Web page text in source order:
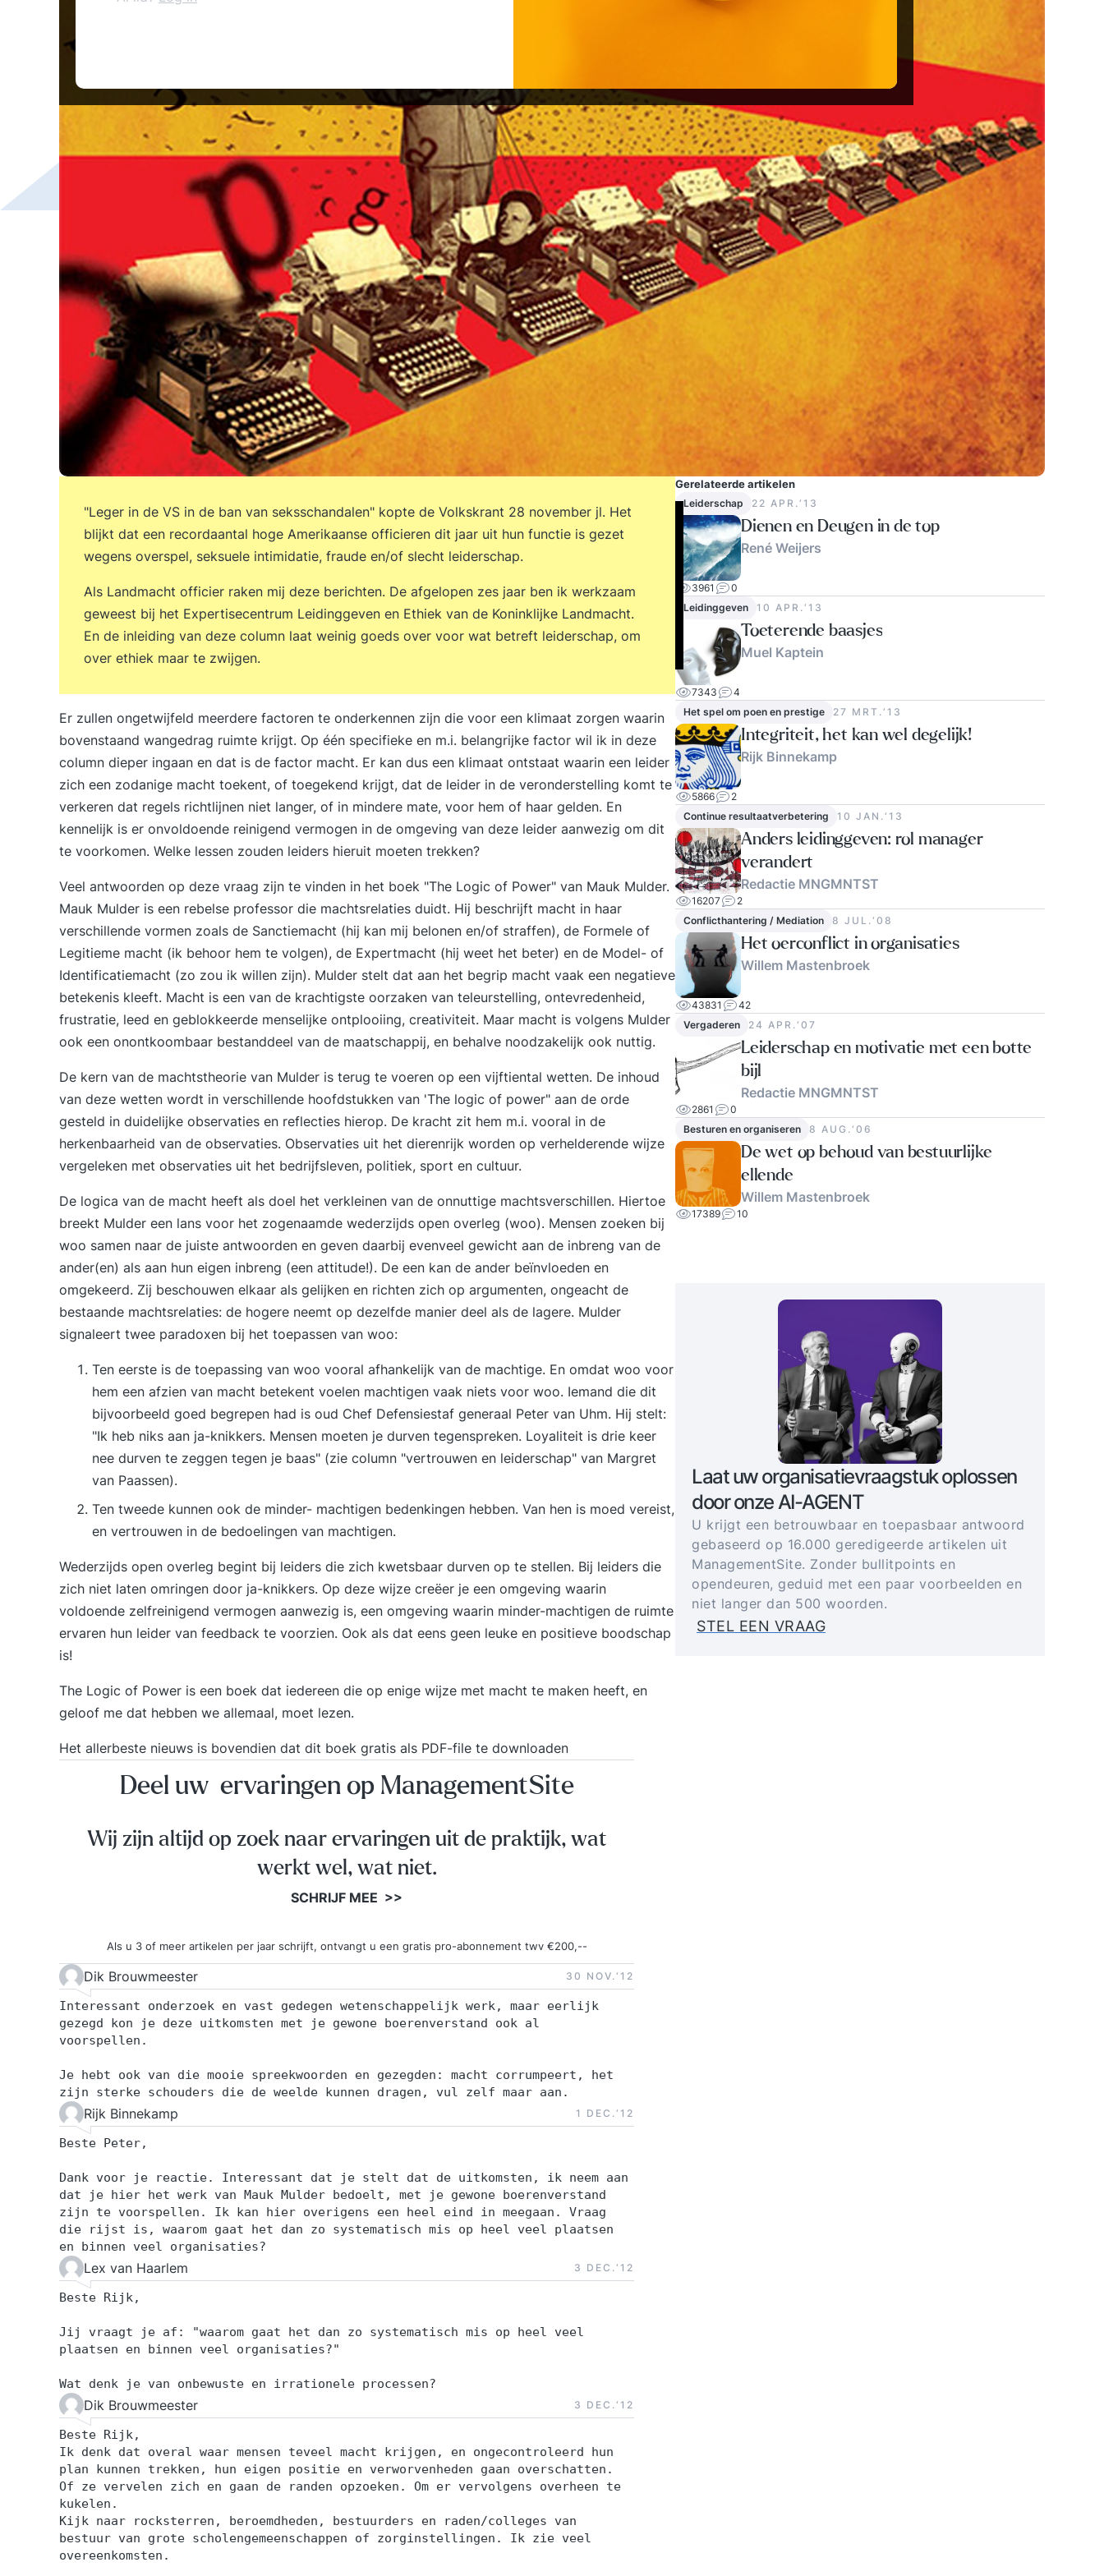
"Leger in de VS in de ban van seksschandalen" kopte de Volkskrant 28 november jl. Het
blijkt dat een recordaantal hoge Amerikaanse officieren dit jaar uit hun functie is gezet
wegens overspel, seksuele intimidatie, fraude en/of slecht leiderschap.
Als Landmacht officier raken mij deze berichten. De afgelopen zes jaar ben ik werkzaam
geweest bij het Expertisecentrum Leidinggeven en Ethiek van de Koninklijke Landmacht.
En de inleiding van deze column laat weinig goeds over voor wat betreft leiderschap, om
over ethiek maar te zwijgen.
Er zullen ongetwijfeld meerdere factoren te onderkennen zijn die voor een klimaat zorgen waarin
bovenstaand wangedrag ruimte krijgt. Op één specifieke en m.i. belangrijke factor wil ik in deze
column dieper ingaan en dat is de factor macht. Er kan dus een klimaat ontstaat waarin een leider
zich een zodanige macht toekent, of toegekend krijgt, dat de leider in de veronderstelling komt te
verkeren dat regels richtlijnen niet langer, of in mindere mate, voor hem of haar gelden. En
kennelijk is er onvoldoende reinigend vermogen in de omgeving van deze leider aanwezig om dit
te voorkomen. Welke lessen zouden leiders hieruit moeten trekken?
Veel antwoorden op deze vraag zijn te vinden in het boek "The Logic of Power" van Mauk Mulder.
Mauk Mulder is een rebelse professor die machtsrelaties duidt. Hij beschrijft macht in haar
verschillende vormen zoals de Sanctiemacht (hij kan mij belonen en/of straffen), de Formele of
Legitieme macht (ik behoor hem te volgen), de Expertmacht (hij weet het beter) en de Model- of
Identificatiemacht (zo zou ik willen zijn). Mulder stelt dat aan het begrip macht vaak een negatieve
betekenis kleeft. Macht is een van de krachtigste oorzaken van teleurstelling, ontevredenheid,
frustratie, leed en geblokkeerde menselijke ontplooiing, creativiteit. Maar macht is volgens Mulder
ook een onontkoombaar bestanddeel van de maatschappij, en behalve noodzakelijk ook nuttig.
De kern van de machtstheorie van Mulder is terug te voeren op een vijftiental wetten. De inhoud
van deze wetten wordt in verschillende hoofdstukken van 'The logic of power" aan de orde
gesteld in duidelijke observaties en reflecties hierop. De kracht zit hem m.i. vooral in de
herkenbaarheid van de observaties. Observaties uit het dierenrijk worden op verhelderende wijze
vergeleken met observaties uit het bedrijfsleven, politiek, sport en cultuur.
De logica van de macht heeft als doel het verkleinen van de onnuttige machtsverschillen. Hiertoe
breekt Mulder een lans voor het zogenaamde wederzijds open overleg (woo). Mensen zoeken bij
woo samen naar de juiste antwoorden en geven daarbij evenveel gewicht aan de inbreng van de
ander(en) als aan hun eigen inbreng (een attitude!). De een kan de ander beïnvloeden en
omgekeerd. Zij beschouwen elkaar als gelijken en richten zich op argumenten, ongeacht de
bestaande machtsrelaties: de hogere neemt op dezelfde manier deel als de lagere. Mulder
signaleert twee paradoxen bij het toepassen van woo:
Ten eerste is de toepassing van woo vooral afhankelijk van de machtige. En omdat woo voor
hem een afzien van macht betekent voelen machtigen vaak niets voor woo. Iemand die dit
bijvoorbeeld goed begrepen had is oud Chef Defensiestaf generaal Peter van Uhm. Hij stelt:
"Ik heb niks aan ja-knikkers. Mensen moeten je durven tegenspreken. Loyaliteit is drie keer
nee durven te zeggen tegen je baas" (zie column "vertrouwen en leiderschap" van Margret
van Paassen).
Ten tweede kunnen ook de minder- machtigen bedenkingen hebben. Van hen is moed vereist,
en vertrouwen in de bedoelingen van machtigen.
Wederzijds open overleg begint bij leiders die zich kwetsbaar durven op te stellen. Bij leiders die
zich niet laten omringen door ja-knikkers. Op deze wijze creëer je een omgeving waarin
voldoende zelfreinigend vermogen aanwezig is, een omgeving waarin minder-machtigen de ruimte
ervaren hun leider van feedback te voorzien. Ook als dat eens geen leuke en positieve boodschap
is!
The Logic of Power is een boek dat iedereen die op enige wijze met macht te maken heeft, en
geloof me dat hebben we allemaal, moet lezen.
Het allerbeste nieuws is bovendien dat dit boek gratis als PDF-file te downloaden
Gerelateerde artikelen
Leiderschap 22 APR.‘13
Dienen en Deugen in de top
René Weijers
3961
0
Leidinggeven
10 APR.‘13
Toeterende baasjes
Muel Kaptein
7343
4
Het spel om poen en prestige
27 MRT.‘13
Integriteit, het kan wel degelijk!
Rijk Binnekamp
5866
2
Continue resultaatverbetering
10 JAN.‘13
Anders leidinggeven: rol manager
verandert
Redactie MNGMNTST
16207
2
Conflicthantering / Mediation
8 JUL.‘08
Het oerconflict in organisaties
Willem Mastenbroek
43831
42
Vergaderen
24 APR.‘07
Leiderschap en motivatie met een botte
bijl
Redactie MNGMNTST
2861
0
Besturen en organiseren
8 AUG.‘06
De wet op behoud van bestuurlijke
ellende
Willem Mastenbroek
17389 10
Laat uw organisatievraagstuk oplossen
door onze AI-AGENT
U krijgt een betrouwbaar en toepasbaar antwoord
gebaseerd op 16.000 geredigeerde artikelen uit
ManagementSite. Zonder bullitpoints en
opendeuren, geduid met een paar voorbeelden en
niet langer dan 500 woorden.
STEL EEN VRAAG
Deel uw ervaringen op ManagementSite
Wij zijn altijd op zoek naar ervaringen uit de praktijk, wat
werkt wel, wat niet.
SCHRIJF MEE >>
Als u 3 of meer artikelen per jaar schrijft, ontvangt u een gratis pro-abonnement twv €200,--
Dik Brouwmeester 30 NOV.‘12
Interessant onderzoek en vast gedegen wetenschappelijk werk, maar eerlijk
gezegd kon je deze uitkomsten met je gewone boerenverstand ook al
voorspellen.
Je hebt ook van die mooie spreekwoorden en gezegden: macht corrumpeert, het
zijn sterke schouders die de weelde kunnen dragen, vul zelf maar aan.
Rijk Binnekamp 1 DEC.‘12
Beste Peter,
Dank voor je reactie. Interessant dat je stelt dat de uitkomsten, ik neem aan
dat je hier het werk van Mauk Mulder bedoelt, met je gewone boerenverstand
zijn te voorspellen. Ik kan hier overigens een heel eind in meegaan. Vraag
die rijst is, waarom gaat het dan zo systematisch mis op heel veel plaatsen
en binnen veel organisaties?
Lex van Haarlem 3 DEC.‘12
Beste Rijk,
Jij vraagt je af: "waarom gaat het dan zo systematisch mis op heel veel
plaatsen en binnen veel organisaties?"
Wat denk je van onbewuste en irrationele processen?
Dik Brouwmeester 3 DEC.‘12
Beste Rijk,
Ik denk dat overal waar mensen teveel macht krijgen, en ongecontroleerd hun
plan kunnen trekken, hun eigen positie en verworvenheden gaan overschatten.
Of ze vervelen zich en gaan de randen opzoeken. Om er vervolgens overheen te
kukelen.
Kijk naar rocksterren, beroemdheden, bestuurders en raden/colleges van
bestuur van grote scholengemeenschappen of zorginstellingen. Ik zie veel
overeenkomsten.